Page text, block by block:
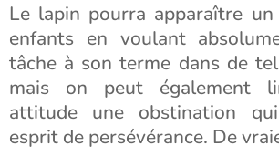
Le lapin pourra apparaître
enfants en voulant
tâche à son terme dans de
mais on peut également
attitude une obstination
esprit de persévérance. De